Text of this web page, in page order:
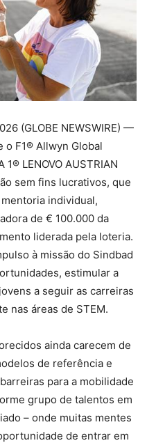
(GLOBE NEWSWIRE) —
o F1® Allwyn Global
LENOVO AUSTRIAN
sem fins lucrativos, que
individual,
de € 100.000 da
liderada pela loteria.
à missão do Sindbad
estimular a
a seguir as carreiras
nas áreas de STEM.
ainda carecem de
de referência e
para a mobilidade
grupo de talentos em
– onde muitas mentes
de entrar em